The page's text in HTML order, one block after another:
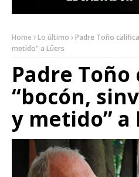
Home Lo último
Padre Toño
metido” a Lüers
Padre
“bocón,
y metido” a